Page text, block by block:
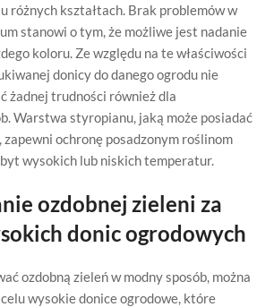
różnych kształtach. Brak problemów w
stanowi o tym, że możliwe jest nadanie
koloru. Ze względu na te właściwości
donicy do danego ogrodu nie
żadnej trudności również dla
Warstwa styropianu, jaką może posiadać
ochronę posadzonym roślinom
wysokich lub niskich temperatur.
ozdobnej zieleni za
donic ogrodowych
ozdobną zieleń w modny sposób, można
wysokie donice ogrodowe, które